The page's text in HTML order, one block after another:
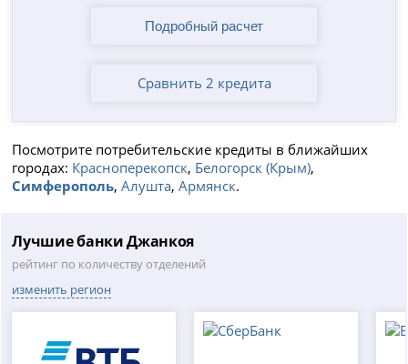
Сравнить 2 кредита
Посмотрите потребительские кредиты в ближайших
городах: Красноперекопск, Белогорск (Крым),
Симферополь,Алушта,Армянск.
Лучшие банки Джанкоя
рейтинг по количеству отделений
изменить регион